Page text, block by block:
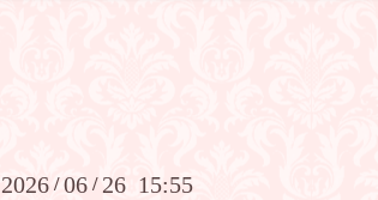
2026 /06 /26 15:55